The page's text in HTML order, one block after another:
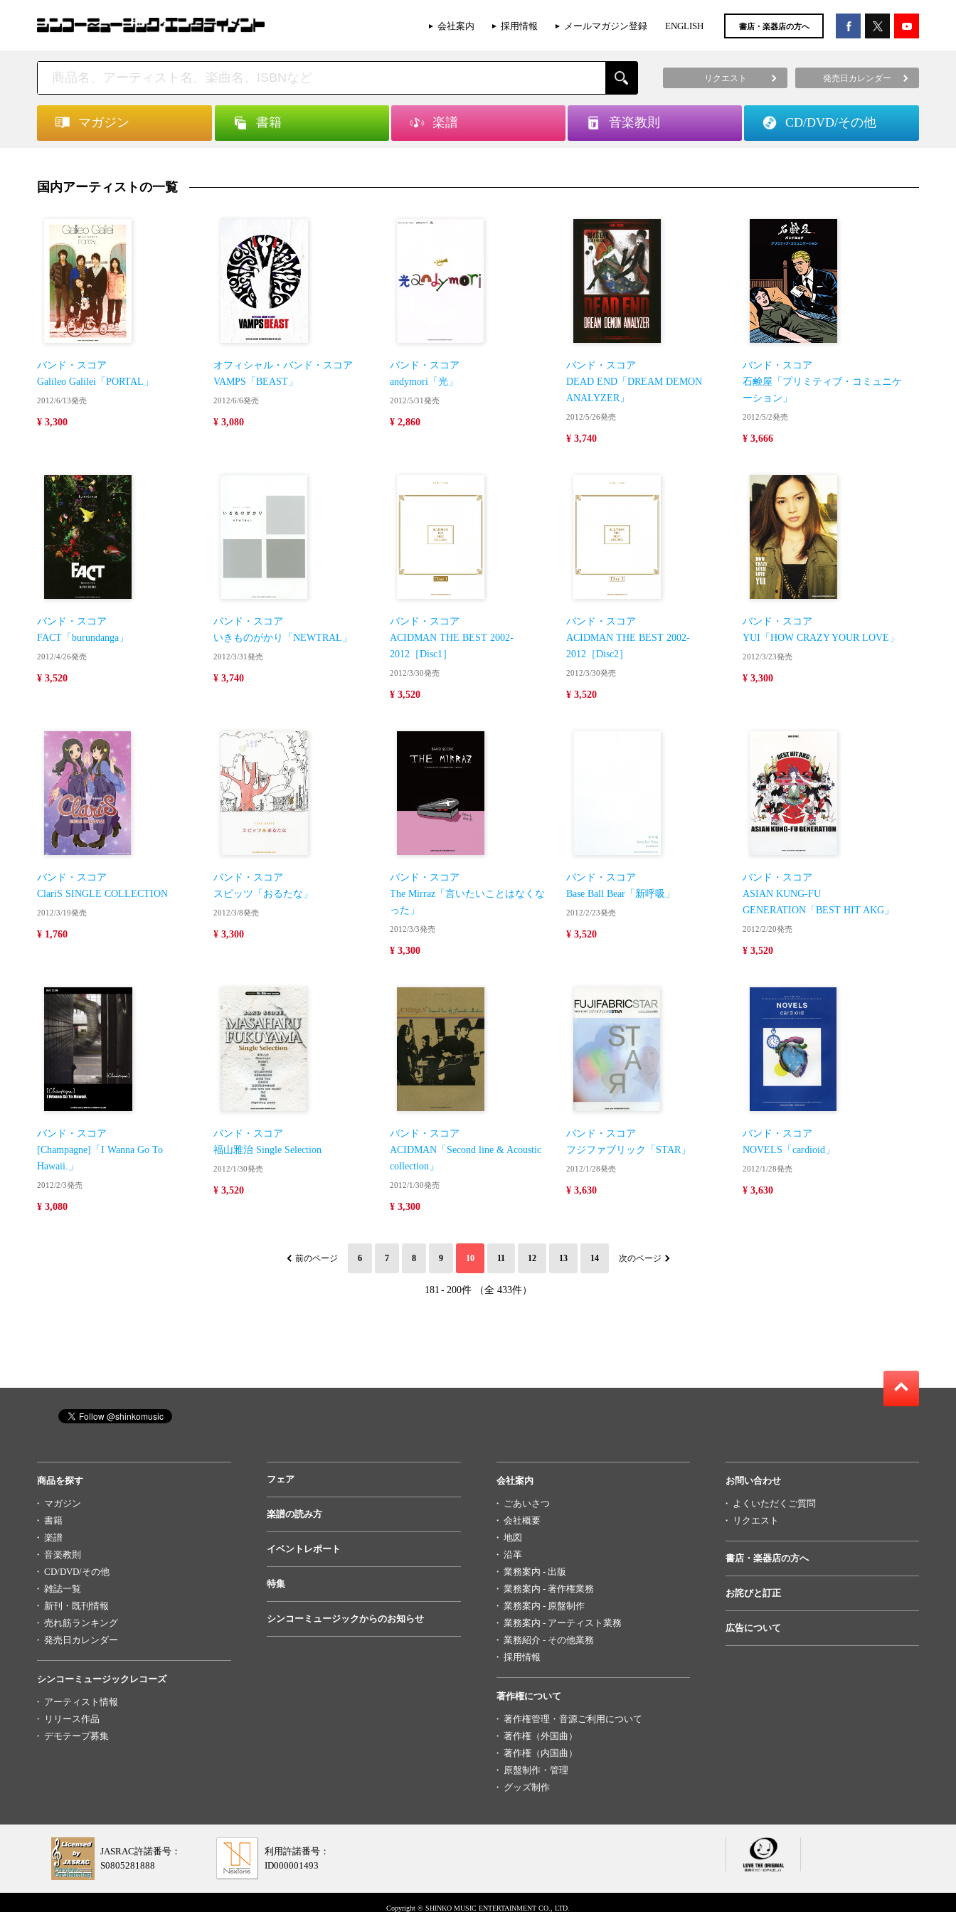
会社案内 採用情報 メールマガジン登録 ENGLISH 書店・楽器店の方へ
リクエスト 発売日カレンダー
マガジン 書籍 楽譜 音楽教則 CD/DVD/その他
国内アーティストの一覧
バンド・スコア
Galileo Galilei「PORTAL」
2012/6/13発売
¥ 3,300
オフィシャル・バンド・スコア
VAMPS「BEAST」
2012/6/6発売
¥ 3,080
バンド・スコア
andymori「光」
2012/5/31発売
¥ 2,860
バンド・スコア
DEAD END「DREAM DEMON
ANALYZER」
2012/5/26発売
¥ 3,740
バンド・スコア
石鹸屋「プリミティブ・コミュニケ
ーション」
2012/5/2発売
¥ 3,666
バンド・スコア
FACT「burundanga」
2012/4/26発売
¥ 3,520
バンド・スコア
いきものがかり「NEWTRAL」
2012/3/31発売
¥ 3,740
バンド・スコア
ACIDMAN THE BEST 2002-
2012［Disc1］
2012/3/30発売
¥ 3,520
バンド・スコア
ACIDMAN THE BEST 2002-
2012［Disc2］
2012/3/30発売
¥ 3,520
バンド・スコア
YUI「HOW CRAZY YOUR LOVE」
2012/3/23発売
¥ 3,300
バンド・スコア
ClariS SINGLE COLLECTION
2012/3/19発売
¥ 1,760
バンド・スコア
スピッツ「おるたな」
2012/3/8発売
¥ 3,300
バンド・スコア
The Mirraz「言いたいことはなくな
った」
2012/3/3発売
¥ 3,300
バンド・スコア
Base Ball Bear「新呼吸」
2012/2/23発売
¥ 3,520
バンド・スコア
ASIAN KUNG-FU
GENERATION「BEST HIT AKG」
2012/2/20発売
¥ 3,520
バンド・スコア
[Champagne]「I Wanna Go To
Hawaii.」
2012/2/3発売
¥ 3,080
バンド・スコア
福山雅治 Single Selection
2012/1/30発売
¥ 3,520
バンド・スコア
ACIDMAN「Second line & Acoustic
collection」
2012/1/30発売
¥ 3,300
バンド・スコア
フジファブリック「STAR」
2012/1/28発売
¥ 3,630
バンド・スコア
NOVELS「cardioid」
2012/1/28発売
¥ 3,630
前のページ 6 7 8 9 10 11 12 13 14 次のページ
181 - 200件 （全 433件）
商品を探す
マガジン
書籍
楽譜
音楽教則
CD/DVD/その他
雑誌一覧
新刊・既刊情報
売れ筋ランキング
発売日カレンダー
シンコーミュージックレコーズ
アーティスト情報
リリース作品
デモテープ募集
フェア
楽譜の読み方
イベントレポート
特集
シンコーミュージックからのお知らせ
会社案内
ごあいさつ
会社概要
地図
沿革
業務案内 - 出版
業務案内 - 著作権業務
業務案内 - 原盤制作
業務案内 - アーティスト業務
業務紹介 - その他業務
採用情報
著作権について
著作権管理・音源ご利用について
著作権（外国曲）
著作権（内国曲）
原盤制作・管理
グッズ制作
お問い合わせ
よくいただくご質問
リクエスト
書店・楽器店の方へ
お詫びと訂正
広告について
JASRAC許諾番号：
S0805281888
利用許諾番号：
ID000001493
Copyright © SHINKO MUSIC ENTERTAINMENT CO., LTD.